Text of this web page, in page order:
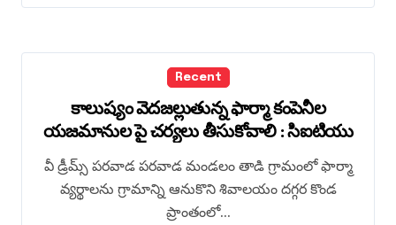
Recent
కాలుష్యం వెదజల్లుతున్న ఫార్మా కంపెనీల
యజమానుల పై చర్యలు తీసుకోవాలి : సిఐటియు
వీ డ్రీమ్స్ పరవాడ పరవాడ మండలం తాడి గ్రామంలో ఫార్మా
వ్యర్థాలను గ్రామాన్ని ఆనుకొని శివాలయం దగ్గర కొండ
ప్రాంతంలో...